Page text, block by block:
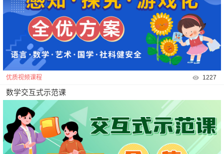
优质视频课程 1227
数学交互式示范课